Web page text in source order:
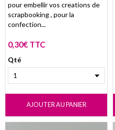
pour embellir vos creations de
scrapbooking , pour la
confection...
0,30€ TTC
Qté
AJOUTER AU PANIER